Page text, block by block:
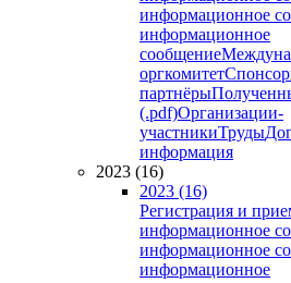
информационное
информационное
сообщение
оргкомитет
партнёры
(.pdf)Организации-
участникиТруды
информация
2023 (16)
2023 (16)
Регистрация и
информационное
информационное
информационное